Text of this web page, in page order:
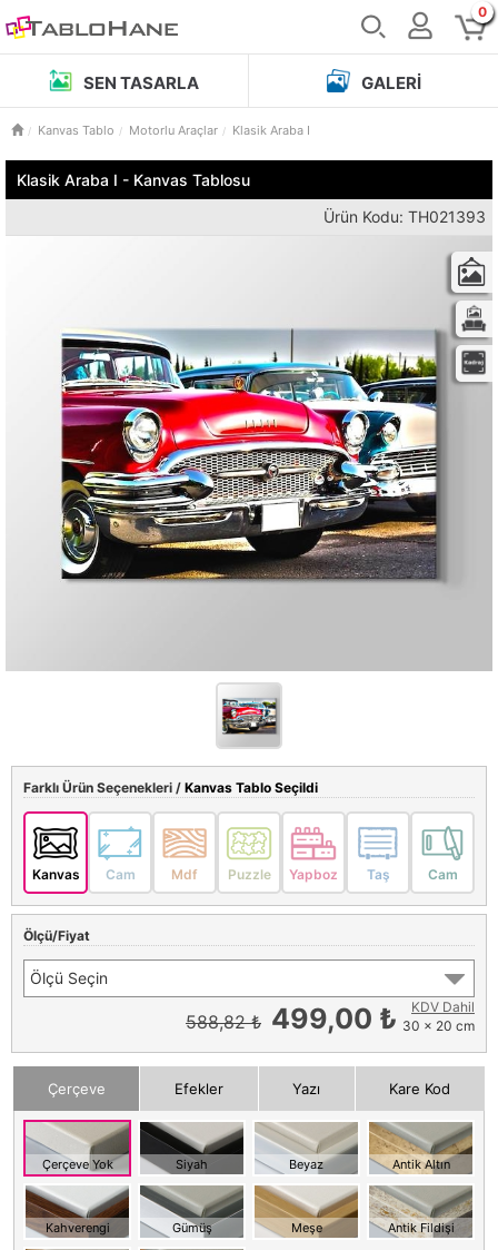
0
SEN TASARLA GALERI
Kanvas Tablo Motorlu Araçlar Klasik Araba I
Klasik Araba I - Kanvas Tablosu
Ürün Kodu: TH021393
Farklı Ürün Seçenekleri / Kanvas Tablo Seçildi
Kanvas Cam Mdf Puzzle Yapboz Taş Cam
Ölçü/Fiyat
Ölçü Seçin
588,82 ₺ 499,00 ₺
KDV Dahil
30 x 20 cm
Çerçeve Efekler Yazı Kare Kod
Çerçeve Yok Siyah Beyaz Antik Altın
Kahverengi Gümüş Meşe Antik Fildişi